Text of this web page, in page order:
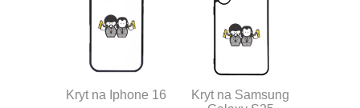
Kryt na Iphone 16
Kryt na Samsung